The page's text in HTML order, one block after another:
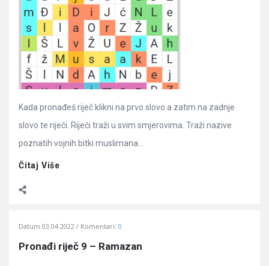
Articles
Kada pronađeš riječ klikni na prvo slovo a zatim na zadnje
slovo te riječi. Riječi traži u svim smjerovima. Traži nazive
poznatih vojnih bitki muslimana…
Čitaj Više
Datum 03.04.2022 Komentari: 0
Pronađi riječ 9 – Ramazan